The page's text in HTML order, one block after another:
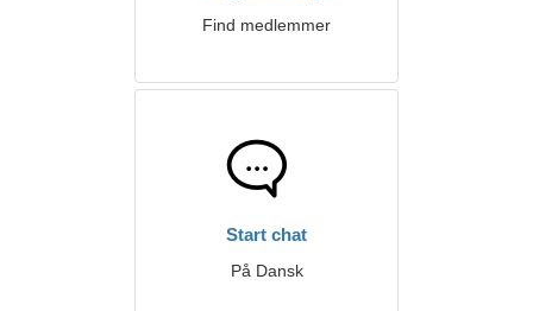
Find medlemmer
Start chat
På Dansk